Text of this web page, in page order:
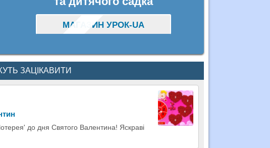
МАГАЗИН УРОК-UA
ЗАЦІКАВИТИ
до дня Святого Валентина! Яскраві